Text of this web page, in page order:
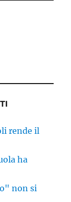
rende il
ha
non si